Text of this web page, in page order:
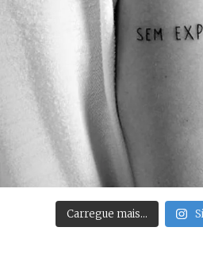
Carregue mais…